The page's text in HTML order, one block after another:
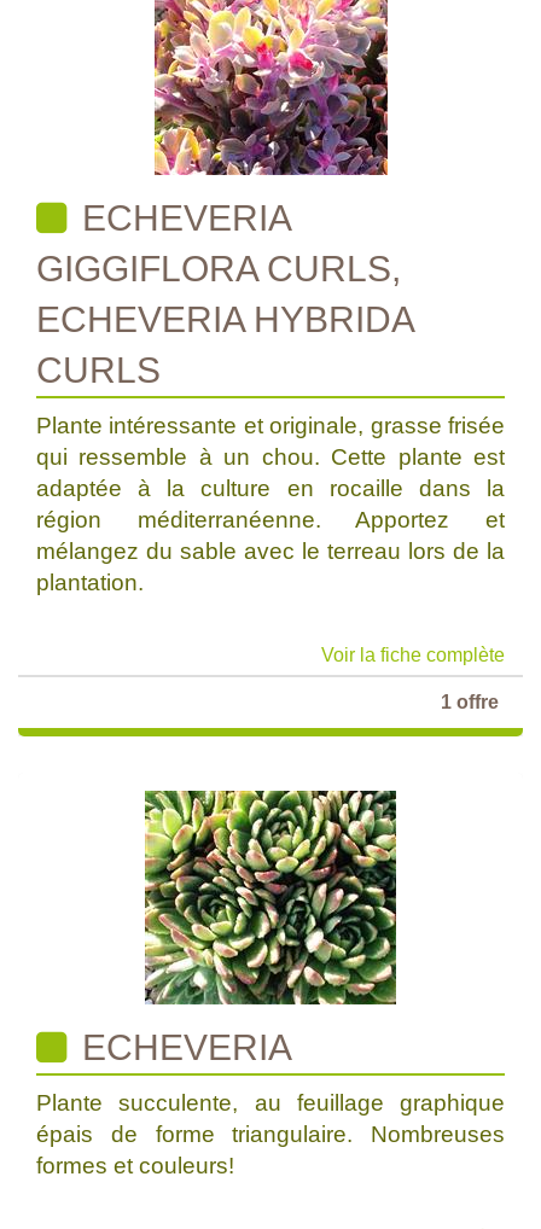
ECHEVERIA
GIGGIFLORA CURLS,
ECHEVERIA HYBRIDA
CURLS
Plante intéressante et originale, grasse frisée
qui ressemble à un chou. Cette plante est
adaptée à la culture en rocaille dans la
région méditerranéenne. Apportez et
mélangez du sable avec le terreau lors de la
plantation.
Voir la fiche complète
1 offre
ECHEVERIA
Plante succulente, au feuillage graphique
épais de forme triangulaire. Nombreuses
formes et couleurs!